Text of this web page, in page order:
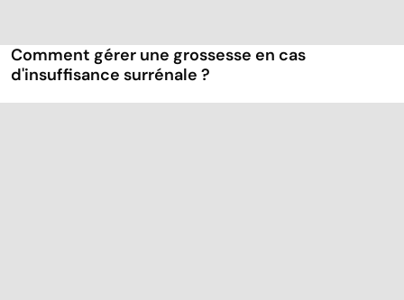
Comment gérer une grossesse en cas
d'insuffisance surrénale ?